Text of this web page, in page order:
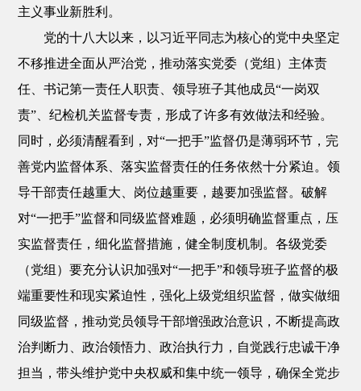
主义事业新胜利。
党的十八大以来，以习近平同志为核心的党中央坚定
不移推进全面从严治党，推动落实党委（党组）主体责
任、书记第一责任人职责、领导班子其他成员“一岗双
责”、纪检机关监督专责，形成了许多有效做法和经验。
同时，必须清醒看到，对“一把手”监督仍是薄弱环节，完
善党内监督体系、落实监督责任的任务依然十分紧迫。领
导干部责任越重大、岗位越重要，越要加强监督。破解
对“一把手”监督和同级监督难题，必须明确监督重点，压
实监督责任，细化监督措施，健全制度机制。各级党委
（党组）要充分认识加强对“一把手”和领导班子监督的极
端重要性和现实紧迫性，强化上级党组织监督，做实做细
同级监督，推动党员领导干部增强政治意识，不断提高政
治判断力、政治领悟力、政治执行力，自觉践行忠诚干净
担当，带头维护党中央权威和集中统一领导，确保全党步